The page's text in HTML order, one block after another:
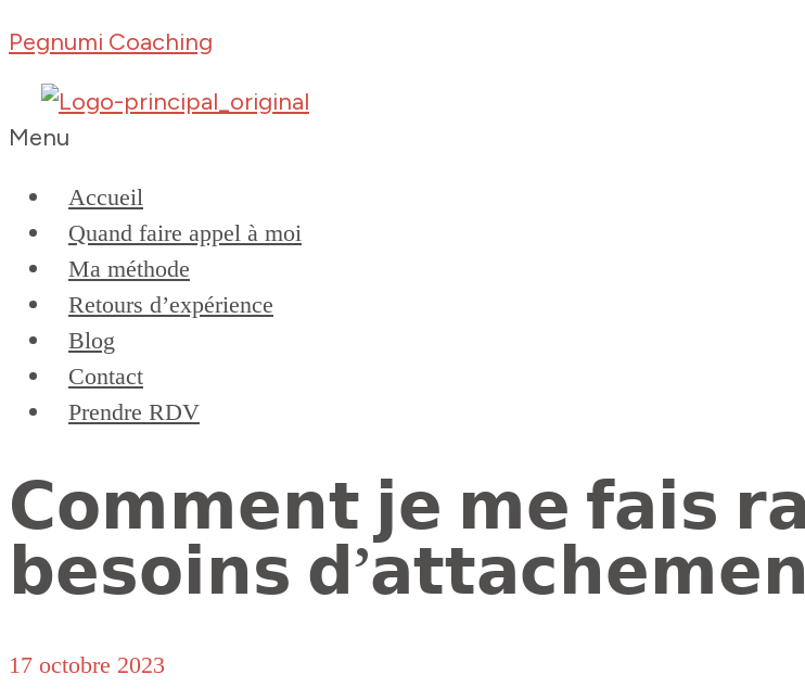
Pegnumi Coaching
Menu
Accueil
Quand faire appel à moi
Ma méthode
Retours d’expérience
Blog
Contact
Prendre RDV
𝗖𝗼𝗺𝗺𝗲𝗻𝘁 𝗷𝗲 𝗺𝗲 𝗳𝗮𝗶𝘀
𝗯𝗲𝘀𝗼𝗶𝗻𝘀
17 octobre 2023